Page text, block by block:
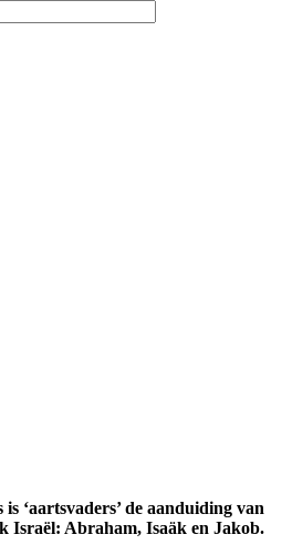
‘aartsvaders’ de aanduiding van
Israël: Abraham, Isaäk en Jakob.